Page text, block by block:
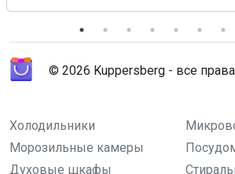
© 2026 Kuppersberg - все
Холодильники
Морозильные камеры
Духовые шкафы